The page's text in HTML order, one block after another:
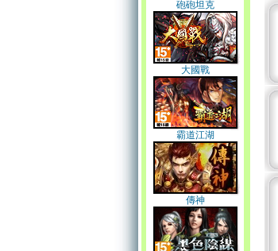
砲砲坦克
大國戰
霸道江湖
傳神